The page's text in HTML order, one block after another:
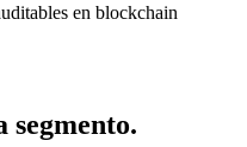
en blockchain
segmento.